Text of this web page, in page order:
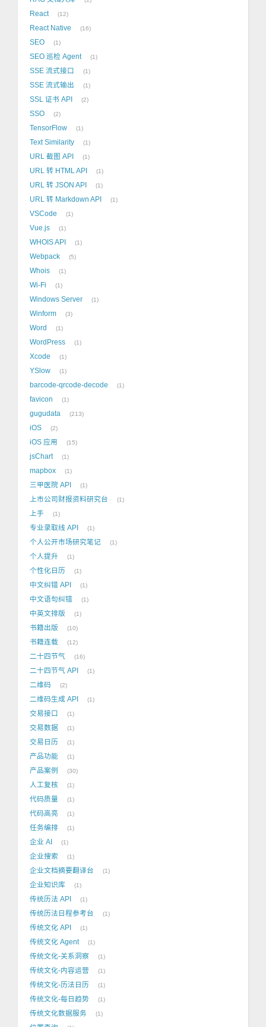
React 12
React Native 16
SEO 1
SEO 巡检 Agent 1
SSE 流式接口 1
SSE 流式输出 1
SSL 证书 API 2
SSO 2
TensorFlow 1
Text Similarity 1
URL 截图 API 1
URL 转 HTML API 1
URL 转 JSON API 1
URL 转 Markdown API 1
VSCode 1
Vue.js 1
WHOIS API 1
Webpack 5
Whois 1
Wi-Fi 1
Windows Server 1
Winform 3
Word 1
WordPress 1
Xcode 1
YSlow 1
barcode-qrcode-decode 1
favicon 1
gugudata 213
iOS 2
iOS 应用 15
jsChart 1
mapbox 1
三甲医院 API 1
上市公司财报资料研究台 1
上手 1
专业录取线 API 1
个人公开市场研究笔记 1
个人提升 1
个性化日历 1
中文纠错 API 1
中文语句纠错 1
中英文排版 1
书籍出版 10
书籍连载 12
二十四节气 16
二十四节气 API 1
二维码 2
二维码生成 API 1
交易接口 1
交易数据 1
交易日历 1
产品功能 1
产品案例 30
人工复核 1
代码质量 1
代码高亮 1
任务编排 1
企业 AI 1
企业搜索 1
企业文档摘要翻译台 1
企业知识库 1
传统历法 API 1
传统历法日程参考台 1
传统文化 API 1
传统文化 Agent 1
传统文化-关系洞察 1
传统文化-内容运营 1
传统文化-历法日历 1
传统文化-每日趋势 1
传统文化数据服务 1